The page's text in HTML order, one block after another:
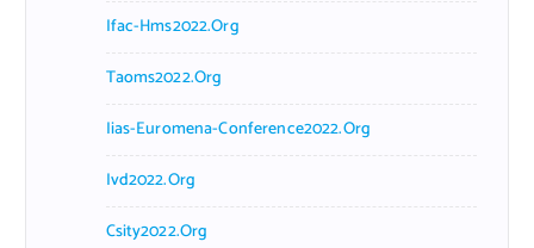
Ifac-Hms2022.org
Taoms2022.org
Iias-Euromena-Conference2022.org
Ivd2022.org
Csity2022.org